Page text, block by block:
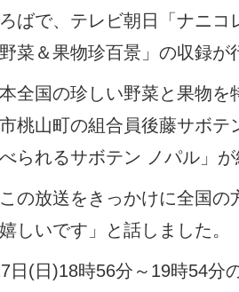
ばで、テレビ朝日「ナニコ
菜＆果物珍百景」の収録が
全国の珍しい野菜と果物を
桃山町の組合員後藤サボテ
られるサボテン ノパル」
の放送をきっかけに全国の
しいです」と話しました。
(日)18時56分～19時54分